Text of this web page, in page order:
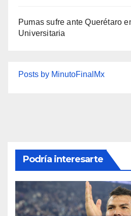
Pumas sufre ante Querétaro
Universitaria
Posts by MinutoFinalMx
Podría interesarte